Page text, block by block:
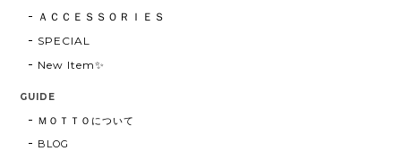
ＡＣＣＥＳＳＯＲＩＥＳ
SPECIAL
New Item✨
GUIDE
ＭＯＴＴＯについて
BLOG